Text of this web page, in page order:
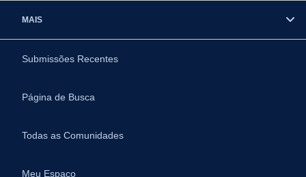
MAIS
Submissões Recentes
Página de Busca
Todas as Comunidades
Meu Espaço